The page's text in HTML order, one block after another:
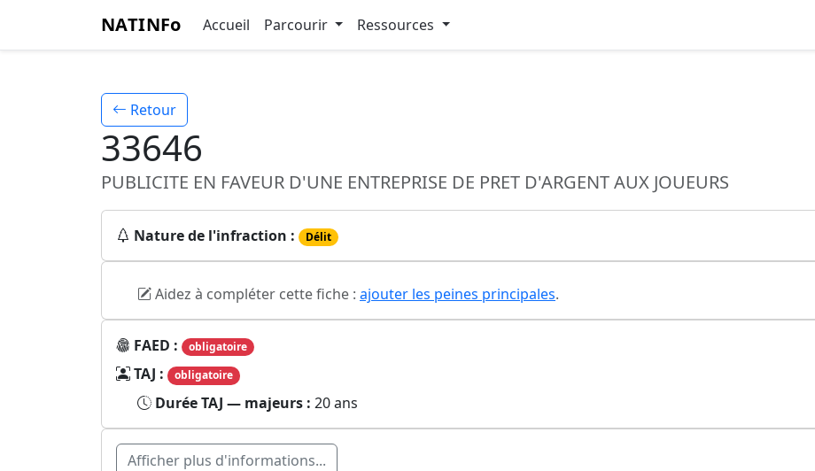
NATINFo Accueil Parcourir Ressources
Retour
33646
PUBLICITE EN FAVEUR D'UNE ENTREPRISE DE PRET D'ARGENT AUX JOUEURS
Nature de l'infraction : Délit
Aidez à compléter cette fiche : ajouter les peines principales.
FAED : obligatoire
TAJ : obligatoire
Durée TAJ — majeurs : 20 ans
Afficher plus d'informations...